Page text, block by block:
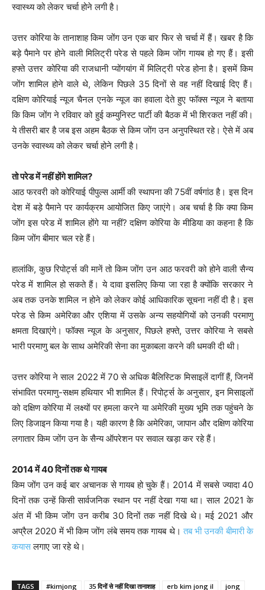
स्वास्थ्य को लेकर चर्चा होने लगी है।
उत्तर कोरिया के तानाशाह किम जोंग उन एक बार फिर से चर्चा में हैं। खबर है कि
बड़े पैमाने पर होने वाली मिलिट्री परेड से पहले किम जोंग गायब हो गए हैं। इसी
हफ्ते उत्तर कोरिया की राजधानी प्योंगयांग में मिलिट्री परेड होना है। इसमें किम
जोंग शामिल होने वाले थे, लेकिन पिछले 35 दिनों से वह नहीं दिखाई दिए हैं।
दक्षिण कोरियाई न्यूज चैनल एनके न्यूज का हवाला देते हुए फॉक्स न्यूज ने बताया
कि किम जोंग ने रविवार को हुई कम्युनिस्ट पार्टी की बैठक में भी शिरकत नहीं की।
ये तीसरी बार है जब इस अहम बैठक से किम जोंग उन अनुपस्थित रहे। ऐसे में अब
उनके स्वास्थ्य को लेकर चर्चा होने लगी है।
तो परेड में नहीं होंगे शामिल?
आठ फरवरी को कोरियाई पीपुल्स आर्मी की स्थापना की 75वीं वर्षगांठ है। इस दिन
देश में बड़े पैमाने पर कार्यक्रम आयोजित किए जाएंगे। अब चर्चा है कि क्या किम
जोंग इस परेड में शामिल होंगे या नहीं? दक्षिण कोरिया के मीडिया का कहना है कि
किम जोंग बीमार चल रहे हैं।
हालांकि, कुछ रिपोर्ट्स की मानें तो किम जोंग उन आठ फरवरी को होने वाली सैन्य
परेड में शामिल हो सकते हैं। ये दावा इसलिए किया जा रहा है क्योंकि सरकार ने
अब तक उनके शामिल न होने को लेकर कोई आधिकारिक सूचना नहीं दी है। इस
परेड से किम अमेरिका और एशिया में उसके अन्य सहयोगियों को उनकी परमाणु
क्षमता दिखाएंगे। फॉक्स न्यूज के अनुसार, पिछले हफ्ते, उत्तर कोरिया ने सबसे
भारी परमाणु बल के साथ अमेरिकी सेना का मुकाबला करने की धमकी दी थी।
उत्तर कोरिया ने साल 2022 में 70 से अधिक बैलिस्टिक मिसाइलें दागीं हैं, जिनमें
संभावित परमाणु-सक्षम हथियार भी शामिल हैं। रिपोर्ट्स के अनुसार, इन मिसाइलों
को दक्षिण कोरिया में लक्ष्यों पर हमला करने या अमेरिकी मुख्य भूमि तक पहुंचने के
लिए डिजाइन किया गया है। यही कारण है कि अमेरिका, जापान और दक्षिण कोरिया
लगातार किम जोंग उन के सैन्य ऑपरेशन पर सवाल खड़ा कर रहे हैं।
2014 में 40 दिनों तक थे गायब
किम जोंग उन कई बार अचानक से गायब हो चुके हैं। 2014 में सबसे ज्यादा 40
दिनों तक उन्हें किसी सार्वजनिक स्थान पर नहीं देखा गया था। साल 2021 के
अंत में भी किम जोंग उन करीब 30 दिनों तक नहीं दिखे थे। मई 2021 और
अप्रैल 2020 में भी किम जोंग लंबे समय तक गायब थे। तब भी उनकी बीमारी के
कयासलगाए जा रहे थे।
TAGS #kimjong 35 दिनों से नहीं दिखा तानाशाह erb kim jong il
jong